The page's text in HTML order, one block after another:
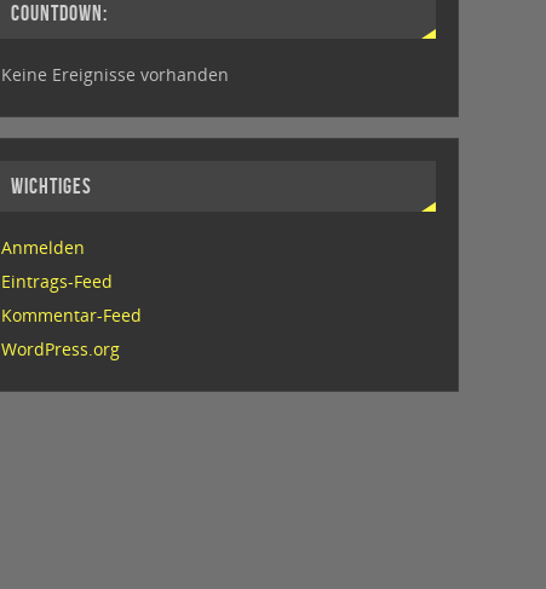
COUNTDOWN:
Keine Ereignisse vorhanden
WICHTIGES
Anmelden
Eintrags-Feed
Kommentar-Feed
WordPress.org